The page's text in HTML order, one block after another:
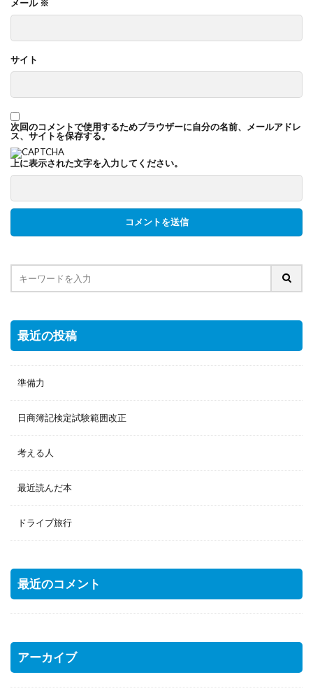
メール ※
サイト
次回のコメントで使用するためブラウザーに自分の名前、メールアドレ
ス、サイトを保存する。
上に表示された文字を入力してください。
最近の投稿
準備力
日商簿記検定試験範囲改正
考える人
最近読んだ本
ドライブ旅行
最近のコメント
アーカイブ